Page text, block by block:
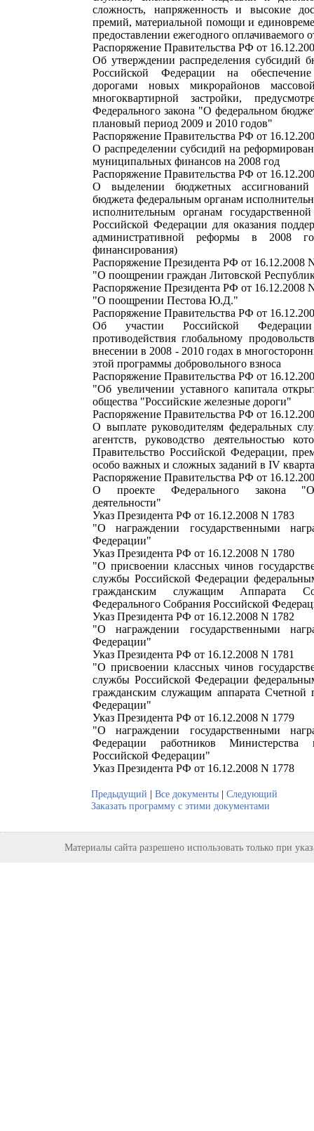
сложность, напряженность и высокие
премий, материальной помощи и
предоставлении ежегодного оплачиваемого
Распоряжение Правительства РФ от
Об утверждении распределения субсидий
Российской Федерации на
дорогами новых микрорайонов
многоквартирной застройки,
Федерального закона "О федеральном
плановый период 2009 и 2010 годов"
Распоряжение Правительства РФ от
О распределении субсидий на
муниципальных финансов на 2008 год
Распоряжение Правительства РФ от
О выделении бюджетных ассигнований
бюджета федеральным органам
исполнительным органам
Российской Федерации для оказания
административной реформы в 2008
финансирования)
Распоряжение Президента РФ от 16.12.2008
"О поощрении граждан Литовской
Распоряжение Президента РФ от 16.12.2008
"О поощрении Пестова Ю.Д."
Распоряжение Правительства РФ от
Об участии Российской
противодействия глобальному
внесении в 2008 - 2010 годах в
этой программы добровольного взноса
Распоряжение Правительства РФ от
"Об увеличении уставного капитала
общества "Российские железные дороги"
Распоряжение Правительства РФ от
О выплате руководителям федеральных
агентств, руководство деятельностью
Правительство Российской Федерации,
особо важных и сложных заданий в IV
Распоряжение Правительства РФ от
О проекте Федерального закона "О
деятельности"
Указ Президента РФ от 16.12.2008 N 1783
"О награждении государственными
Федерации"
Указ Президента РФ от 16.12.2008 N 1780
"О присвоении классных чинов
службы Российской Федерации
гражданским служащим Аппарата
Федерального Собрания Российской
Указ Президента РФ от 16.12.2008 N 1782
"О награждении государственными
Федерации"
Указ Президента РФ от 16.12.2008 N 1781
"О присвоении классных чинов
службы Российской Федерации
гражданским служащим аппарата Счетной
Федерации"
Указ Президента РФ от 16.12.2008 N 1779
"О награждении государственными
Федерации работников Министерства
Российской Федерации"
Указ Президента РФ от 16.12.2008 N 1778
Предыдущий |Все документы |Следующий
Заказать программу с этими документами
Материалы сайта разрешено использовать только при